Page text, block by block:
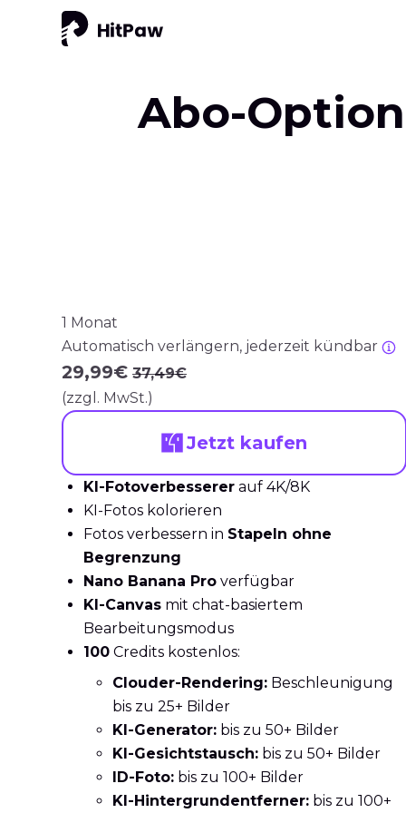
Abo-
1 Monat
Automatisch verlängern, jederzeit kündbar
29,99€ 37,49€
(zzgl. MwSt.)
Jetzt kaufen
KI-Fotoverbesserer auf 4K/8K
KI-Fotos kolorieren
Fotos verbessern in Stapeln ohne
Begrenzung
Nano Banana Pro verfügbar
KI-Canvas mit chat-basiertem
Bearbeitungsmodus
100 Credits kostenlos:
Clouder-Rendering: Beschleunigung
bis zu 25+ Bilder
KI-Generator: bis zu 50+ Bilder
KI-Gesichtstausch: bis zu 50+ Bilder
ID-Foto: bis zu 100+ Bilder
KI-Hintergrundentferner: bis zu 100+